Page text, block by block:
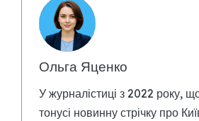
Ольга Яценко
У журналістиці з 2022 року,
тонусі новинну стрічку про